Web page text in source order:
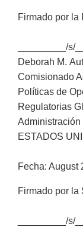
Firmado por la
_________/s/
Deborah M.
Comisionado
Políticas de
Regulatorias
Administración
ESTADOS
Fecha: August
Firmado por la
_________/s/